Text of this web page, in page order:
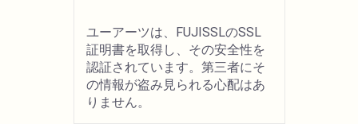
ユーアーツは、FUJISSLのSSL
証明書を取得し、その安全性を
認証されています。第三者にそ
の情報が盗み見られる心配はあ
りません。